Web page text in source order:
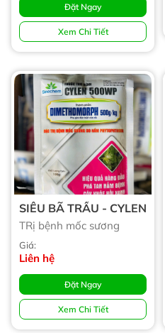
Đặt Ngay
Xem Chi Tiết
SIÊU BÃ TRẦU - CYLEN
TRị bệnh mốc sương
Giá:
Liên hệ
Đặt Ngay
Xem Chi Tiết